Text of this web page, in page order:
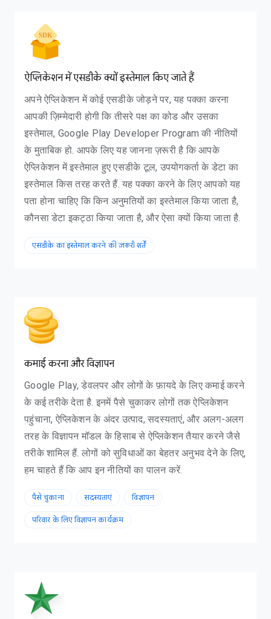
या उसकी नकल करना
ऐप्लिकेशन में एसडीके क्यों इस्तेमाल किए जाते हैं
अपने ऐप्लिकेशन में कोई एसडीके जोड़ने पर, यह पक्का करना
आपकी ज़िम्मेदारी होगी कि तीसरे पक्ष का कोड और उसका
इस्तेमाल, Google Play Developer Program की नीतियों
के मुताबिक हो. आपके लिए यह जानना ज़रूरी है कि आपके
ऐप्लिकेशन में इस्तेमाल हुए एसडीके टूल, उपयोगकर्ता के डेटा का
इस्तेमाल किस तरह करते हैं. यह पक्का करने के लिए आपको यह
पता होना चाहिए कि किन अनुमतियों का इस्तेमाल किया जाता है,
कौनसा डेटा इकट्ठा किया जाता है, और ऐसा क्यों किया जाता है.
एसडीके का इस्तेमाल करने की ज़रूरी शर्तें
कमाई करना और विज्ञापन
Google Play, डेवलपर और लोगों के फ़ायदे के लिए कमाई करने
के कई तरीके देता है. इनमें पैसे चुकाकर लोगों तक ऐप्लिकेशन
पहुंचाना, ऐप्लिकेशन के अंदर उत्पाद, सदस्यताएं, और अलग-अलग
तरह के विज्ञापन मॉडल के हिसाब से ऐप्लिकेशन तैयार करने जैसे
तरीके शामिल हैं. लोगों को सुविधाओं का बेहतर अनुभव देने के लिए,
हम चाहते हैं कि आप इन नीतियों का पालन करें.
पैसे चुकाना सदस्यताएं विज्ञापन
परिवार के लिए विज्ञापन कार्यक्रम